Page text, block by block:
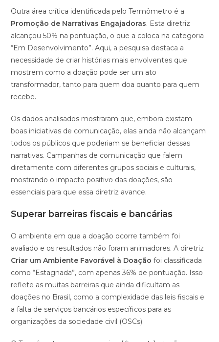
Outra área crítica identificada pelo Termômetro é a
Promoção de Narrativas Engajadoras. Esta diretriz
alcançou 50% na pontuação, o que a coloca na categoria
“Em Desenvolvimento”. Aqui, a pesquisa destaca a
necessidade de criar histórias mais envolventes que
mostrem como a doação pode ser um ato
transformador, tanto para quem doa quanto para quem
recebe.
Os dados analisados mostraram que, embora existam
boas iniciativas de comunicação, elas ainda não alcançam
todos os públicos que poderiam se beneficiar dessas
narrativas. Campanhas de comunicação que falem
diretamente com diferentes grupos sociais e culturais,
mostrando o impacto positivo das doações, são
essenciais para que essa diretriz avance.
Superar barreiras fiscais e bancárias
O ambiente em que a doação ocorre também foi
avaliado e os resultados não foram animadores. A diretriz
Criar um Ambiente Favorável à Doação foi classificada
como “Estagnada”, com apenas 36% de pontuação. Isso
reflete as muitas barreiras que ainda dificultam as
doações no Brasil, como a complexidade das leis fiscais e
a falta de serviços bancários específicos para as
organizações da sociedade civil (OSCs).